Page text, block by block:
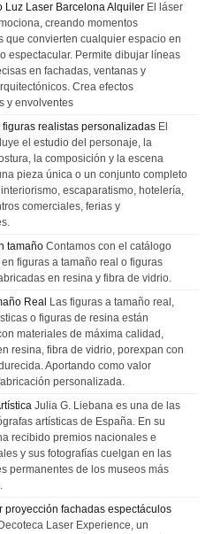
Luz Laser Barcelona Alquiler El láser
creando momentos
que convierten cualquier espacio en
espectacular. Permite dibujar líneas
en fachadas, ventanas y
Crea efectos
y envolventes
figuras realistas personalizadas El
el estudio del personaje, la
la composición y la escena
pieza única o un conjunto completo
escaparatismo, hotelería,
comerciales, ferias y
tamaño Contamos con el catálogo
figuras a tamaño real o figuras
en resina y fibra de vidrio.
Real Las figuras a tamaño real,
o figuras de resina están
materiales de máxima calidad,
resina, fibra de vidrio, porexpan con
Aportando como valor
personalizada.
Julia G. Liebana es una de las
artísticas de España. En su
recibido premios nacionales e
y sus fotografías cuelgan en las
permanentes de los museos más
proyección fachadas espectáculos
Laser Experience, un